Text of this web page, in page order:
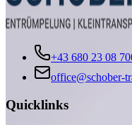
+43 680 23 08
office@schober-
Quicklinks